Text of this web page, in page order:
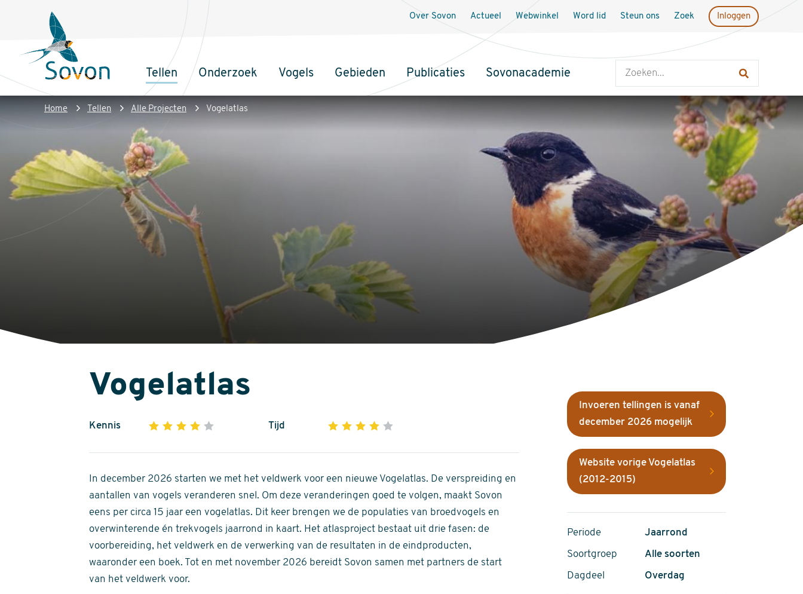
inhoud
Sovon
Homepage
Hoofdnavigatie
Tellen Onderzoek Vogels Gebieden Publicaties Sovonacademie
Over Sovon Actueel Webwinkel Word lid Steun ons Zoek Inloggen
Kruimelpad
Home Tellen Alle Projecten Vogelatlas
Vogelatlas
Kennis 1 2 3 4
of
5
stars
Tijd 1 2 3 4
of
5
stars
In december 2026 starten we met het veldwerk voor een nieuwe Vogelatlas. De verspreiding en
aantallen van vogels veranderen snel. Om deze veranderingen goed te volgen, maakt Sovon
eens per circa 15 jaar een vogelatlas. Dit keer brengen we de populaties van broedvogels en
overwinterende én trekvogels jaarrond in kaart. Het atlasproject bestaat uit drie fasen: de
voorbereiding, het veldwerk en de verwerking van de resultaten in de eindproducten,
waaronder een boek. Tot en met november 2026 bereidt Sovon samen met partners de start
van het veldwerk voor.
Invoeren tellingen is vanaf
december 2026 mogelijk
Website vorige Vogelatlas
(2012-2015)
Periode Jaarrond
Soortgroep Alle soorten
Dagdeel Overdag